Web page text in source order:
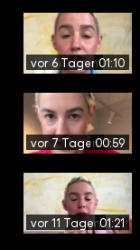
vor 6 Tagen01:10
vor 7 Tagen00:59
vor 11 Tagen01:21